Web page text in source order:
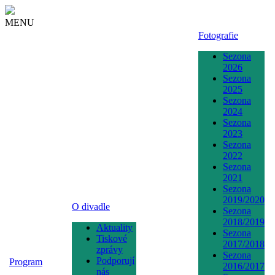
MENU
Program
O divadle
Aktuality
Tiskové
zprávy
Podporují
nás
Fotografie
Sezona
2026
Sezona
2025
Sezona
2024
Sezona
2023
Sezona
2022
Sezona
2021
Sezona
2019/2020
Sezona
2018/2019
Sezona
2017/2018
Sezona
2016/2017